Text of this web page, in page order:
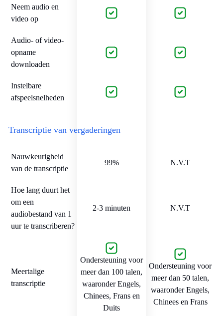
Neem audio en
video op
Audio- of video-
opname
downloaden
Instelbare
afspeelsnelheden
Transcriptie van vergaderingen
Nauwkeurigheid
van de transcriptie
99% N.V.T
Hoe lang duurt het
om een
audiobestand van 1
uur te transcriberen?
2-3 minuten N.V.T
Meertalige
transcriptie
Ondersteuning voor
meer dan 100 talen,
waaronder Engels,
Chinees, Frans en
Duits
Ondersteuning voor
meer dan 50 talen,
waaronder Engels,
Chinees en Frans